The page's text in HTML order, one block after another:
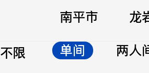
南平市
龙
不限 单间
两人